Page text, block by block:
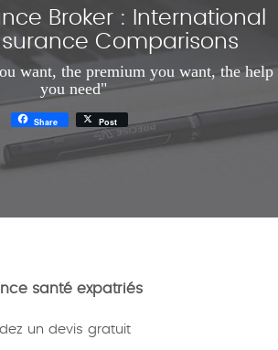
Broker : International
Comparisons
want, the premium you want, the help
you need"
Share Post
santé expatriés
un devis gratuit